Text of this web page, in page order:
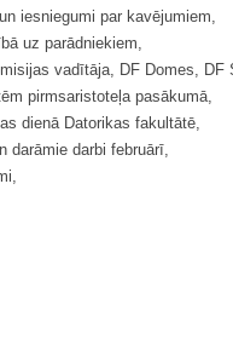
iesniegumi par kavējumiem,
uz parādniekiem,
vadītāja, DF Domes,
pirmsaristoteļa pasākumā,
dienā Datorikas fakultātē,
darāmie darbi februārī,